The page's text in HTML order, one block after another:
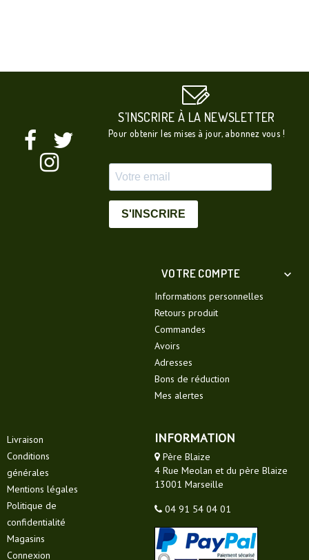
S'INSCRIRE À LA NEWSLETTER
Pour obtenir les mises à jour, abonnez vous !
S'INSCRIRE
VOTRE COMPTE 
Informations personnelles
Retours produit
Commandes
Avoirs
Adresses
Bons de réduction
Mes alertes
Livraison
Conditions
générales
Mentions légales
Politique de
confidentialité
Magasins
Connexion
INFORMATION
Père Blaize
4 Rue Meolan et du père Blaize
13001 Marseille
04 91 54 04 01